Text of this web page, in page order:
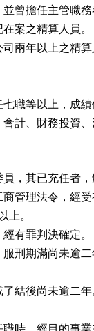
並曾擔任主管職
案之精算人員。
司兩年以上之精
七職等以上，成
會計、財務投資
，其已充任者
商管理法令，經
上。
有罪判決確定。
服刑期滿尚未逾
了結後尚未逾二
職時，經目的事